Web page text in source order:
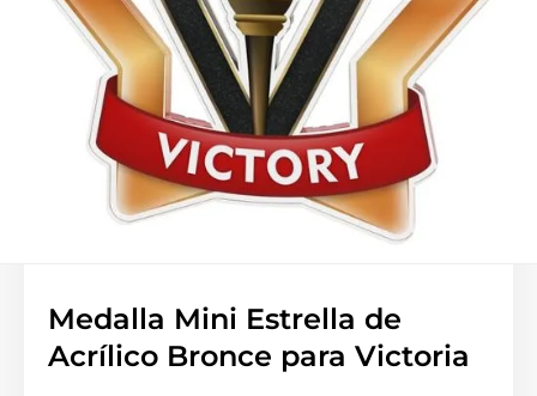
Medalla Mini Estrella de
Acrílico Bronce para Victoria